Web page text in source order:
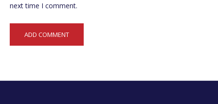
next time I comment.